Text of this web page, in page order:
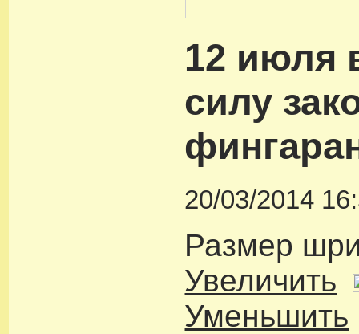
12 июля
силу
20/03/2014
Размер
Увеличить
Уменьшить